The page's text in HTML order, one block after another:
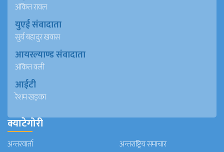
अंकित रावल
युएई संवादाता
सुर्य बहादुर खवास
आयरल्याण्ड संवादाता
अंकित वली
आईटी
रेशम खड्का
क्याटेगोरी
अन्तरवार्ता
अन्तराष्ट्रिय समाचार